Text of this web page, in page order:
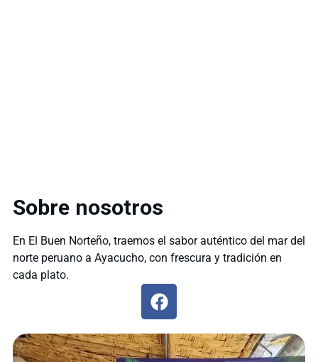
Sobre nosotros
En El Buen Norteño, traemos el sabor auténtico del mar del
norte peruano a Ayacucho, con frescura y tradición en
cada plato.